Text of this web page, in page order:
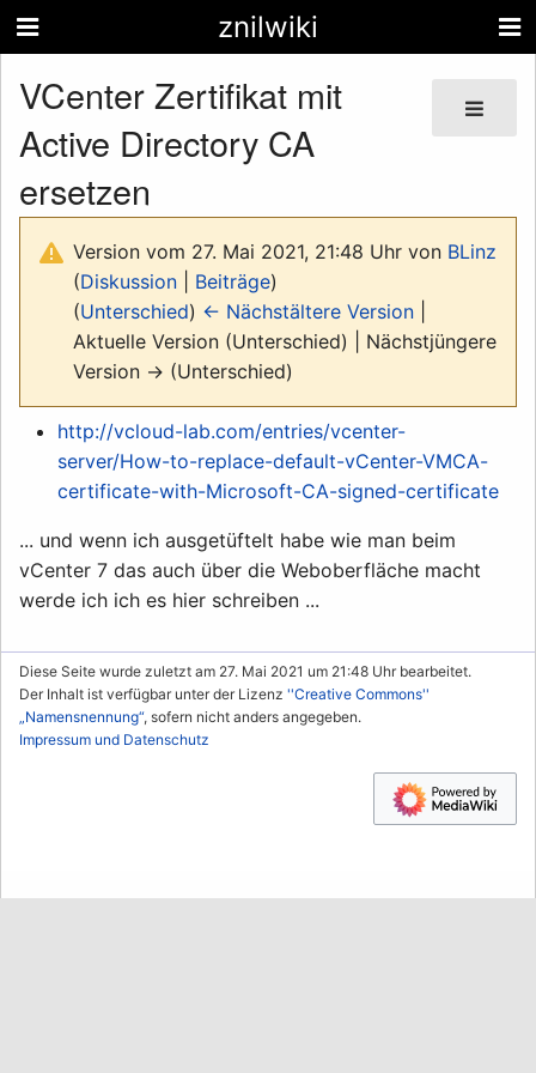
znilwiki
VCenter Zertifikat mit
Active Directory CA
ersetzen
Version vom 27. Mai 2021, 21:48 Uhr von BLinz
(Diskussion Beiträge)
(Unterschied) ← Nächstältere Version
Aktuelle Version (Unterschied) | Nächstjüngere
Version → (Unterschied)
http://vcloud-lab.com/entries/vcenter-
server/How-to-replace-default-vCenter-VMCA-
certificate-with-Microsoft-CA-signed-certificate
... und wenn ich ausgetüftelt habe wie man beim
vCenter 7 das auch über die Weboberfläche macht
werde ich ich es hier schreiben ...
Diese Seite wurde zuletzt am 27. Mai 2021 um 21:48 Uhr bearbeitet.
Der Inhalt ist verfügbar unter der Lizenz ''Creative Commons''
„Namensnennung“, sofern nicht anders angegeben.
Impressum und Datenschutz